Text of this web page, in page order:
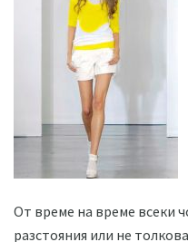
От време на време всеки
разстояния или не